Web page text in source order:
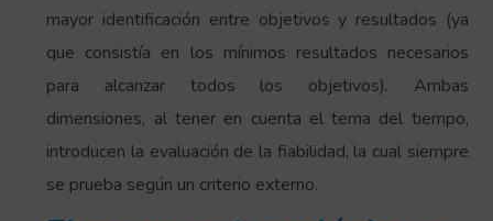
mayor identificación entre objetivos y resultados (ya
que consistía en los mínimos resultados necesarios
para alcanzar todos los objetivos). Ambas
dimensiones, al tener en cuenta el tema del tiempo,
introducen la evaluación de la fiabilidad, la cual siempre
se prueba según un criterio externo.